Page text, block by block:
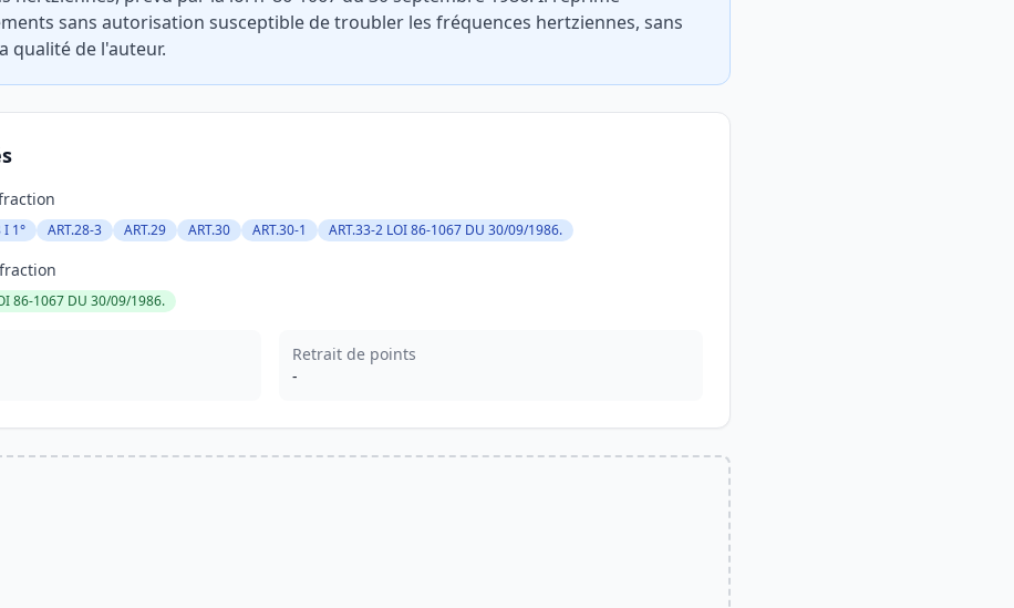
sans autorisation susceptible de troubler les fréquences hertziennes, sans
qualité de l'auteur.
I 1° ART.28-3 ART.29 ART.30 ART.30-1 ART.33-2 LOI 86-1067 DU 30/09/1986.
86-1067 DU 30/09/1986.
Retrait de points
-